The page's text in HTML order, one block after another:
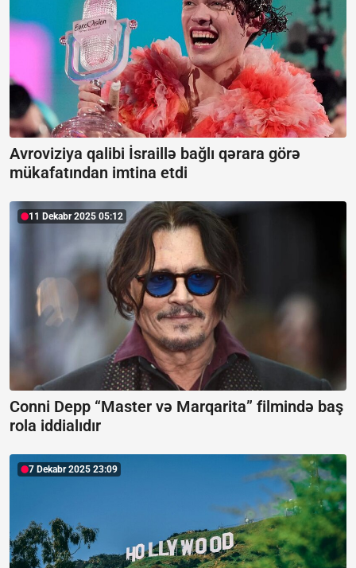
Avroviziya qalibi İsraillə bağlı qərara görə
mükafatından imtina etdi
11 Dekabr 2025 05:12
Conni Depp “Master və Marqarita” filmində baş
rola iddialıdır
7 Dekabr 2025 23:09